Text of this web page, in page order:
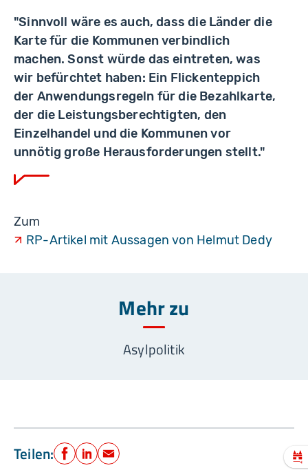
"Sinnvoll wäre es auch, dass die Länder die
Karte für die Kommunen verbindlich
machen. Sonst würde das eintreten, was
wir befürchtet haben: Ein Flickenteppich
der Anwendungsregeln für die Bezahlkarte,
der die Leistungsberechtigten, den
Einzelhandel und die Kommunen vor
unnötig große Herausforderungen stellt."
Zum
RP-Artikel mit Aussagen von Helmut Dedy
Mehr zu
Asylpolitik
Teilen: Facebook
LinkedIn
E-Mail